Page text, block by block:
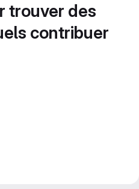
trouver des
contribuer